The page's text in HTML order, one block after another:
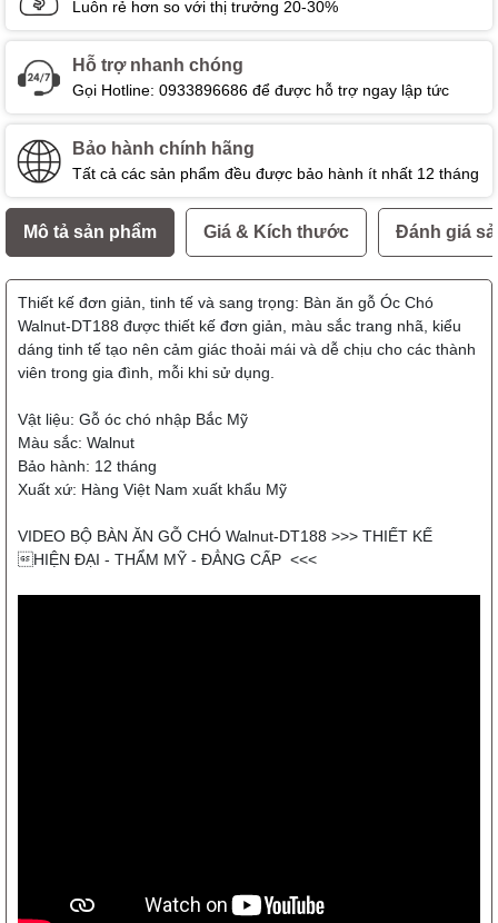
Luôn rẻ hơn so với thị trưởng 20-30%
Hỗ trợ nhanh chóng
Gọi Hotline: 0933896686 để được hỗ trợ ngay lập tức
Bảo hành chính hãng
Tất cả các sản phẩm đều được bảo hành ít nhất 12 tháng
Mô tả sản phẩm Giá & Kích thước Đánh giá
Thiết kế đơn giản, tinh tế và sang trọng: Bàn ăn gỗ Óc Chó
Walnut-DT188 được thiết kế đơn giản, màu sắc trang nhã, kiểu
dáng tinh tế tạo nên cảm giác thoải mái và dễ chịu cho các thành
viên trong gia đình, mỗi khi sử dụng.
Vật liệu: Gỗ óc chó nhập Bắc Mỹ
Màu sắc: Walnut
Bảo hành: 12 tháng
Xuất xứ: Hàng Việt Nam xuất khẩu Mỹ
VIDEO BỘ BÀN ĂN GỖ CHÓ Walnut-DT188 >>> THIẾT KẾ
HIỆN ĐẠI - THẨM MỸ - ĐẲNG CẤP <<<